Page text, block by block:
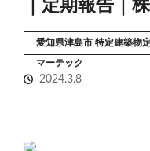
｜定期報告｜
愛知県津島市 特定建築物
マーテック
2024.3.8